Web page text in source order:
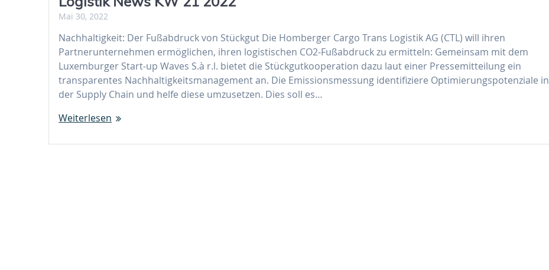
Mai 30, 2022
Nachhaltigkeit: Der Fußabdruck von Stückgut Die Homberger Cargo Trans Logistik AG (CTL) will ihren
Partnerunternehmen ermöglichen, ihren logistischen CO2-Fußabdruck zu ermitteln: Gemeinsam mit dem
Luxemburger Start-up Waves S.à r.l. bietet die Stückgutkooperation dazu laut einer Pressemitteilung ein
transparentes Nachhaltigkeitsmanagement an. Die Emissionsmessung identifiziere Optimierungspotenziale in
der Supply Chain und helfe diese umzusetzen. Dies soll es…
Weiterlesen